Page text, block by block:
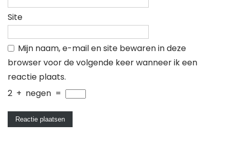
Site
Mijn naam, e-mail en site bewaren in deze
browser voor de volgende keer wanneer ik een
reactie plaats.
2 + negen =